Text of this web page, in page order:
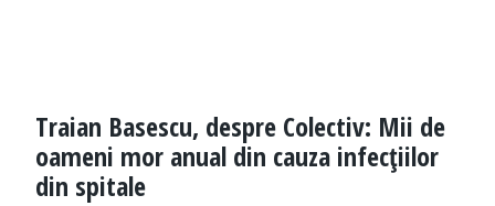
Traian Basescu, despre Colectiv: Mii de
oameni mor anual din cauza infecţiilor
din spitale